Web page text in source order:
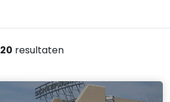
20 resultaten